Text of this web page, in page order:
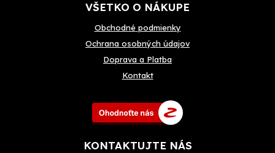
VŠETKO O NÁKUPE
Obchodné podmienky
Ochrana osobných údajov
Doprava a Platba
Kontakt
KONTAKTUJTE NÁS